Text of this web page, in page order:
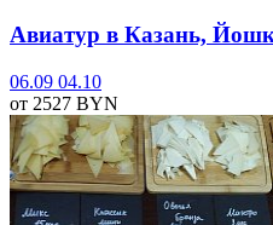
Авиатур в Казань,
06.09 04.10
от 2527 BYN